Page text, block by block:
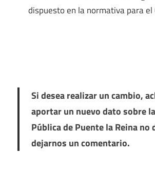
dispuesto en la normativa para el
Si desea realizar un cambio,
aportar un nuevo dato sobre
Pública de Puente la Reina no
dejarnos un comentario.